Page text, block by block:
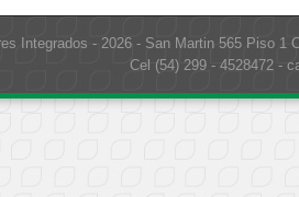
Integrados - 2026 - San Martin 565 Piso
Cel (54) 299 - 4528472 -